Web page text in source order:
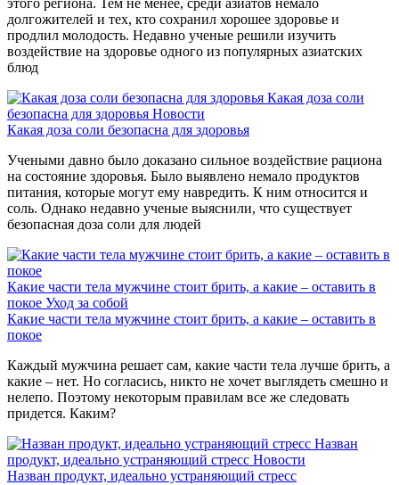
этого региона. Тем не менее, среди азиатов немало
долгожителей и тех, кто сохранил хорошее здоровье и
продлил молодость. Недавно ученые решили изучить
воздействие на здоровье одного из популярных азиатских
блюд
Какая доза соли
безопасна для здоровья Новости
Какая доза соли безопасна для здоровья
Учеными давно было доказано сильное воздействие рациона
на состояние здоровья. Было выявлено немало продуктов
питания, которые могут ему навредить. К ним относится и
соль. Однако недавно ученые выяснили, что существует
безопасная доза соли для людей
Какие части тела мужчине стоит брить, а какие – оставить в
покое Уход за собой
Какие части тела мужчине стоит брить, а какие – оставить в
покое
Каждый мужчина решает сам, какие части тела лучше брить, а
какие – нет. Но согласись, никто не хочет выглядеть смешно и
нелепо. Поэтому некоторым правилам все же следовать
придется. Каким?
Назван
продукт, идеально устраняющий стресс Новости
Назван продукт, идеально устраняющий стресс